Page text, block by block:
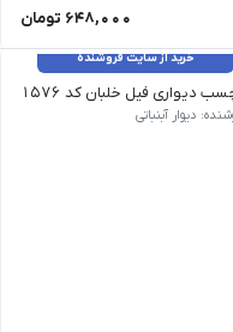
648,000 تومان
خرید از سایت فروشنده
دیواری فیل خلبان کد 1576 غیرقابل تغییر
دیوار آبنباتی